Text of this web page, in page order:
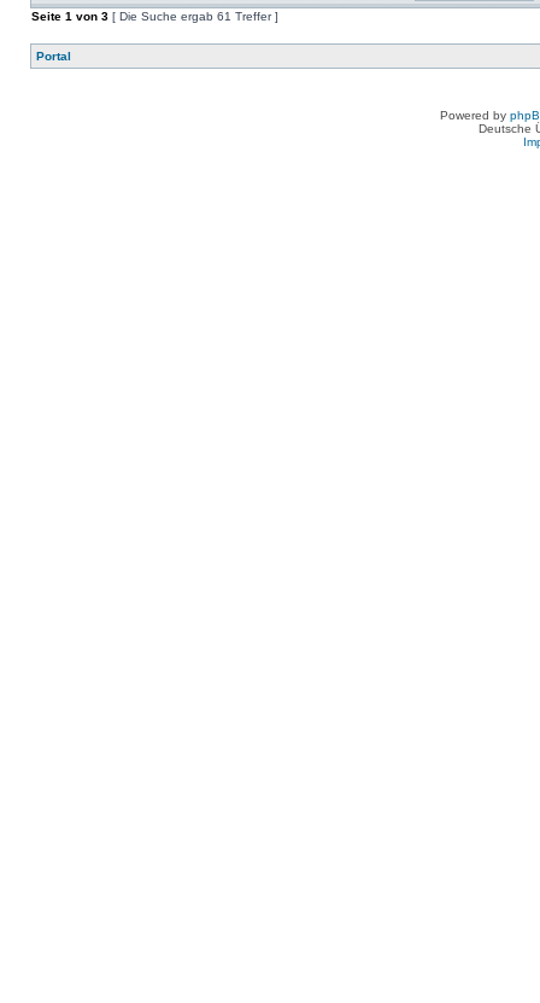
Seite 1 von 3 [ Die Suche ergab 61 Treffer ]
Portal
Powered by
Deutsche